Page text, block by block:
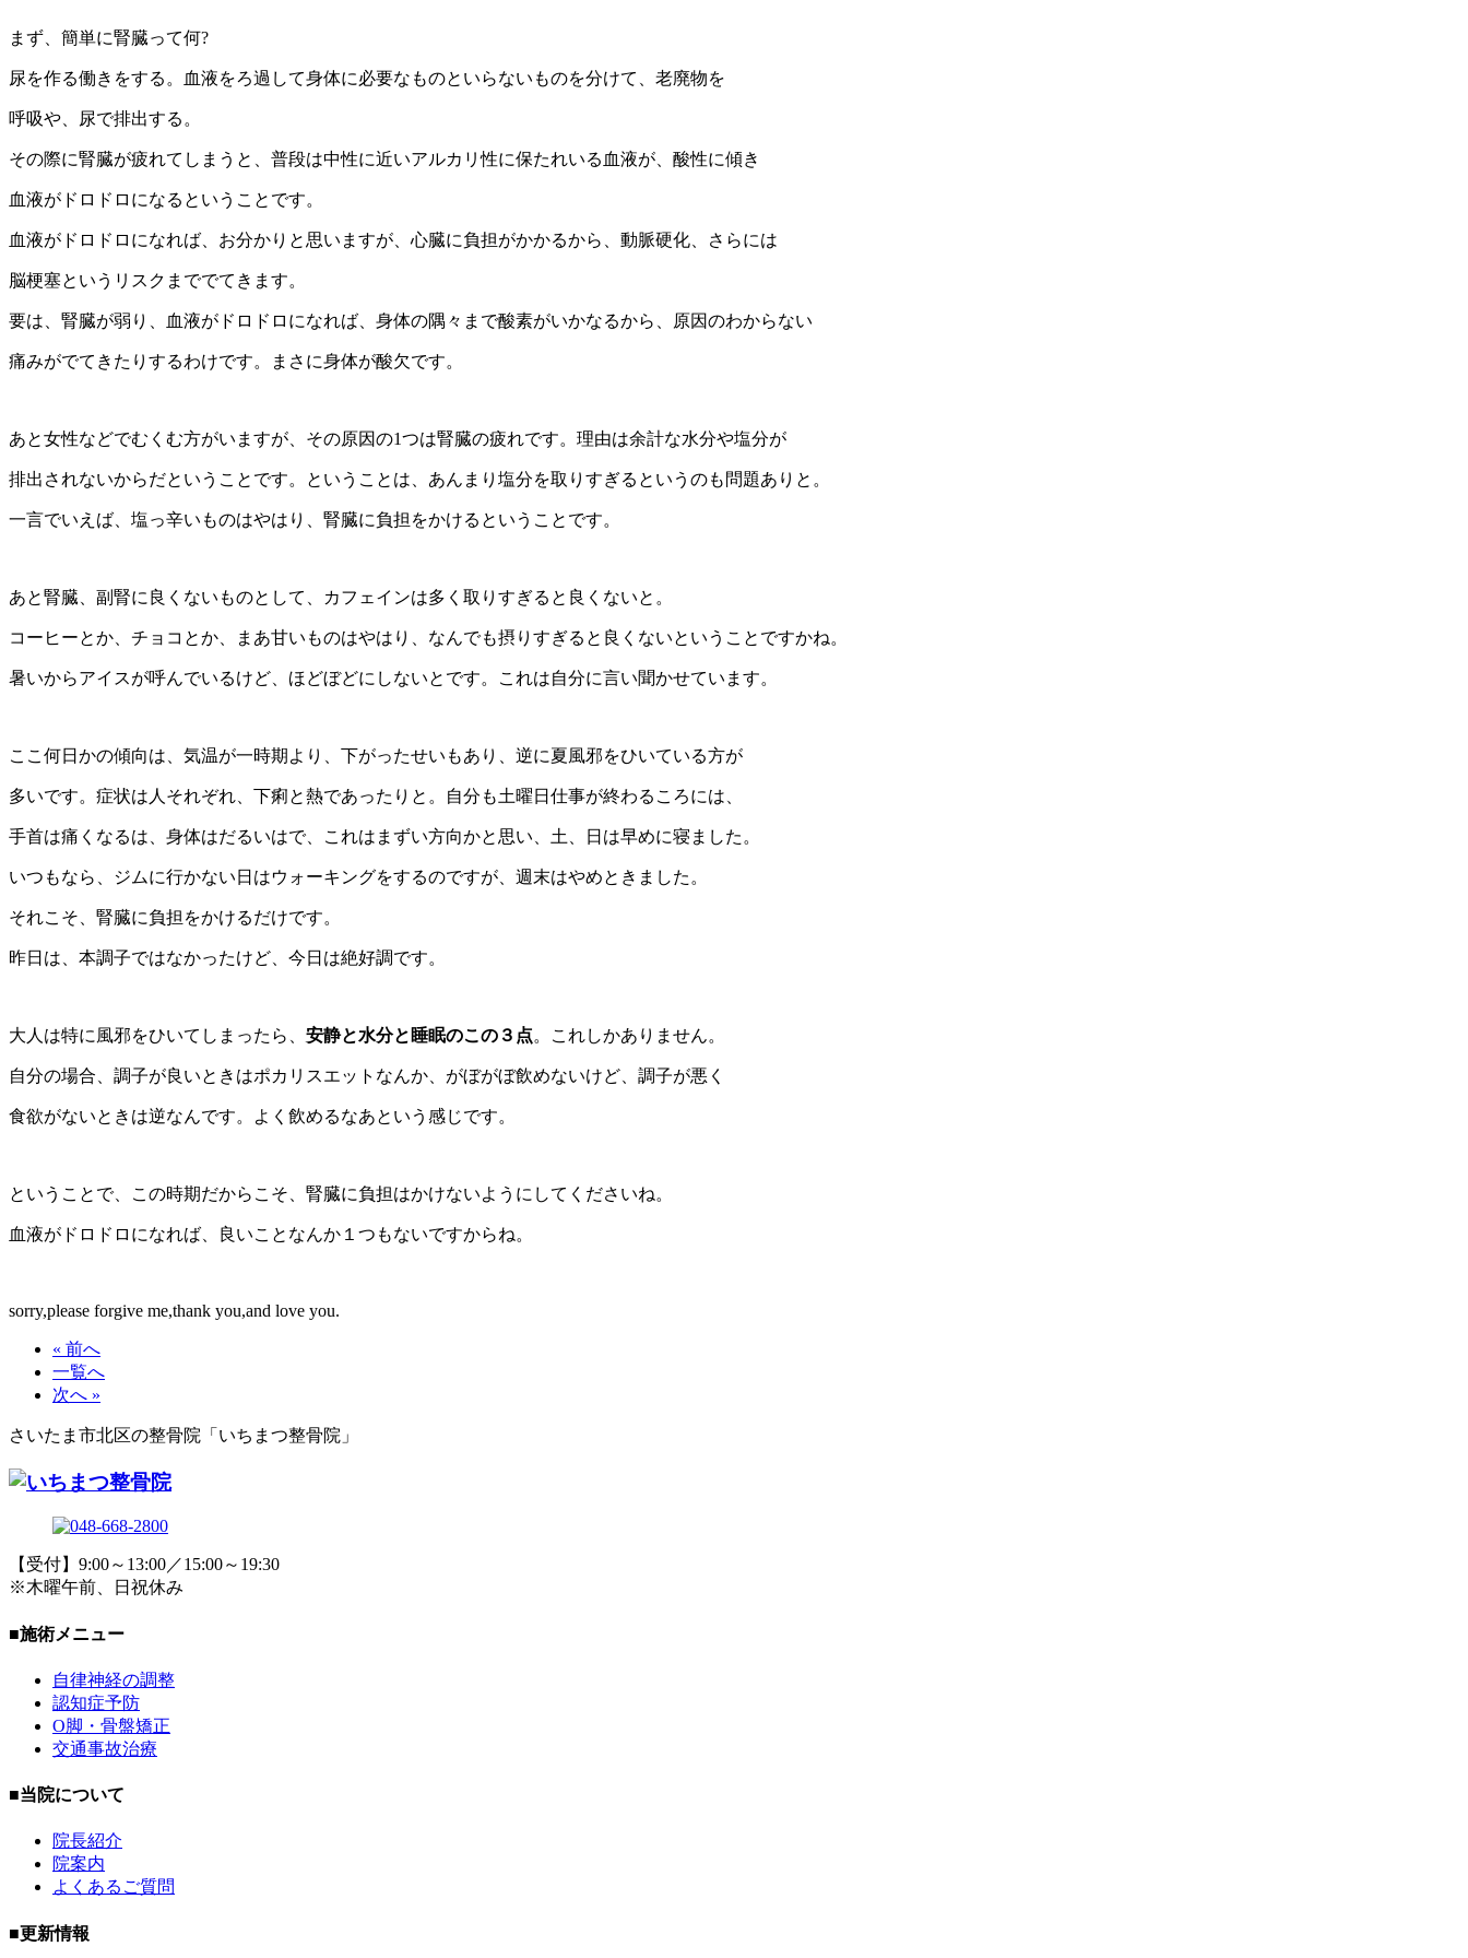
まず、簡単に腎臓って何?
尿を作る働きをする。血液をろ過して身体に必要なものといらないものを分けて、老廃物を
呼吸や、尿で排出する。
その際に腎臓が疲れてしまうと、普段は中性に近いアルカリ性に保たれいる血液が、酸性に傾き
血液がドロドロになるということです。
血液がドロドロになれば、お分かりと思いますが、心臓に負担がかかるから、動脈硬化、さらには
脳梗塞というリスクまででてきます。
要は、腎臓が弱り、血液がドロドロになれば、身体の隅々まで酸素がいかなるから、原因のわからない
痛みがでてきたりするわけです。まさに身体が酸欠です。
あと女性などでむくむ方がいますが、その原因の1つは腎臓の疲れです。理由は余計な水分や塩分が
排出されないからだということです。ということは、あんまり塩分を取りすぎるというのも問題ありと。
一言でいえば、塩っ辛いものはやはり、腎臓に負担をかけるということです。
あと腎臓、副腎に良くないものとして、カフェインは多く取りすぎると良くないと。
コーヒーとか、チョコとか、まあ甘いものはやはり、なんでも摂りすぎると良くないということですかね。
暑いからアイスが呼んでいるけど、ほどぼどにしないとです。これは自分に言い聞かせています。
ここ何日かの傾向は、気温が一時期より、下がったせいもあり、逆に夏風邪をひいている方が
多いです。症状は人それぞれ、下痢と熱であったりと。自分も土曜日仕事が終わるころには、
手首は痛くなるは、身体はだるいはで、これはまずい方向かと思い、土、日は早めに寝ました。
いつもなら、ジムに行かない日はウォーキングをするのですが、週末はやめときました。
それこそ、腎臓に負担をかけるだけです。
昨日は、本調子ではなかったけど、今日は絶好調です。
大人は特に風邪をひいてしまったら、 安静と水分と睡眠のこの３点。これしかありません。
自分の場合、調子が良いときはポカリスエットなんか、がぼがぼ飲めないけど、調子が悪く
食欲がないときは逆なんです。よく飲めるなあという感じです。
ということで、この時期だからこそ、腎臓に負担はかけないようにしてくださいね。
血液がドロドロになれば、良いことなんか１つもないですからね。
sorry,please forgive me,thank you,and love you.
« 前へ
一覧へ
次へ »
さいたま市北区の整骨院「いちまつ整骨院」
【受付】9:00～13:00／15:00～19:30
※木曜午前、日祝休み
■施術メニュー
自律神経の調整
認知症予防
O脚・骨盤矯正
交通事故治療
■当院について
院長紹介
院案内
よくあるご質問
■更新情報